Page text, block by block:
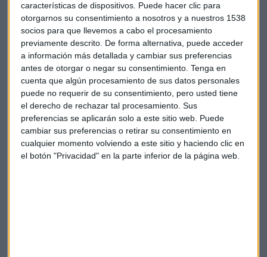
características de dispositivos. Puede hacer clic para
otorgarnos su consentimiento a nosotros y a nuestros 1538
socios para que llevemos a cabo el procesamiento
previamente descrito. De forma alternativa, puede acceder
a información más detallada y cambiar sus preferencias
antes de otorgar o negar su consentimiento. Tenga en
cuenta que algún procesamiento de sus datos personales
puede no requerir de su consentimiento, pero usted tiene
el derecho de rechazar tal procesamiento. Sus
preferencias se aplicarán solo a este sitio web. Puede
cambiar sus preferencias o retirar su consentimiento en
cualquier momento volviendo a este sitio y haciendo clic en
el botón "Privacidad" en la parte inferior de la página web.
Atención a lasautomovilísticasque han acogido bien los
cambios para flexibilizar el veto a los motores de
combustión comoVolkswagen, Stellantis o Renault.
Otras, comoVolvo Cars,creen que debilitarán los
compromisos a largo plazo para obtener beneficios a corto
plazo podría socavar la competitividad de Europa en los
próximos años. Volvo Cars, cuya matriz es China, ha
desarrollado una gama completa de vehículos eléctricos en
menos de diez años.
En el punto de mira de Estados Unidos, la firma de servicios
de tecnologíaAmadeus. La Oficina del Representante